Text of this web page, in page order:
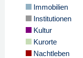
Immobilien
Institutionen
Kultur
Kurorte
Nachtleben